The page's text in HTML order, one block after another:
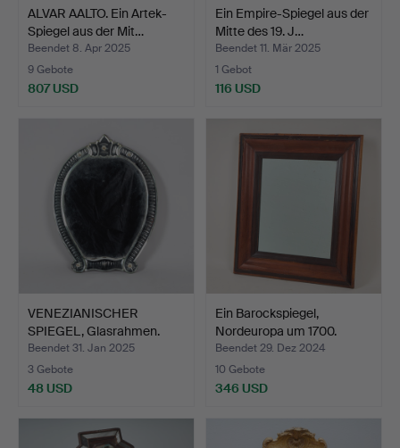
ALVAR AALTO. Ein Artek-
Spiegel aus der Mit…
Beendet 8. Apr 2025
9 Gebote
807 USD
Ein Empire-Spiegel aus der
Mitte des 19. J…
Beendet 11. Mär 2025
1 Gebot
116 USD
VENEZIANISCHER
SPIEGEL, Glasrahmen.
Beendet 31. Jan 2025
3 Gebote
48 USD
Ein Barockspiegel,
Nordeuropa um 1700.
Beendet 29. Dez 2024
10 Gebote
346 USD